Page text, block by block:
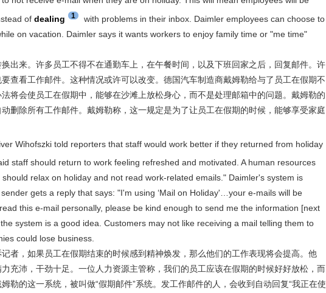
ofdealing 1
with problems in their inbox. Daimler employees can choose to
on vacation. Daimler says it wants workers to enjoy family time or "me time"
出来。许多员工不得不在通勤车上，在午餐时间，以及下班回家之后，回复邮件。许
查看工作邮件。这种情况或许可以改变。德国汽车制造商戴姆勒给与了员工在假期不
将会使员工在假期中，能够在沙滩上放松身心，而不是处理邮箱中的问题。戴姆勒的
删除所有工作邮件。戴姆勒称，这一规定是为了让员工在假期的时候，能够享受家庭
Wihofszki told reporters that staff would work better if they returned from holiday
staff should return to work feeling refreshed and motivated. A human resources
relax on holiday and not read work-related emails." Daimler's system is
gets a reply that says: "I'm using ‘Mail on Holiday'…your e-mails will be
this e-mail personally, please be kind enough to send me the information [next
system is a good idea. Customers may not like receiving a mail telling them to
could lose business.
者，如果员工在假期结束的时候感到精神焕发，那么他们的工作表现将会提高。他
充沛，干劲十足。一位人力资源主管称，我们的员工应该在假期的时候好好放松，而
勒的这一系统，被叫做“假期邮件”系统。发工作邮件的人，会收到自动回复“我正在使